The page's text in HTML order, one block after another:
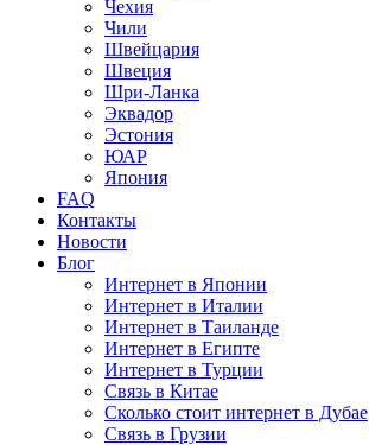
Чехия
Чили
Швейцария
Швеция
Шри-Ланка
Эквадор
Эстония
ЮАР
Япония
FAQ
Контакты
Новости
Блог
Интернет в Японии
Интернет в Италии
Интернет в Таиланде
Интернет в Египте
Интернет в Турции
Связь в Китае
Сколько стоит интернет в Дубае
Связь в Грузии